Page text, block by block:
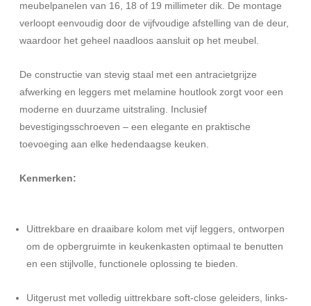
meubelpanelen van 16, 18 of 19 millimeter dik. De montage
verloopt eenvoudig door de vijfvoudige afstelling van de deur,
waardoor het geheel naadloos aansluit op het meubel.
De constructie van stevig staal met een antracietgrijze
afwerking en leggers met melamine houtlook zorgt voor een
moderne en duurzame uitstraling. Inclusief
bevestigingsschroeven – een elegante en praktische
toevoeging aan elke hedendaagse keuken.
Kenmerken:
Uittrekbare en draaibare kolom met vijf leggers, ontworpen
om de opbergruimte in keukenkasten optimaal te benutten
en een stijlvolle, functionele oplossing te bieden.
Uitgerust met volledig uittrekbare soft-close geleiders, links-